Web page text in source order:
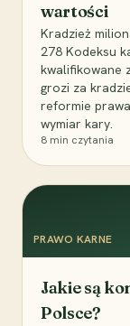
wartości
Kradzież
278 Kodeksu
kwalifikowane
grozi za
reformie
wymiar kary.
8 min czytania
PRAWO KARNE
Jakie są
Polsce?